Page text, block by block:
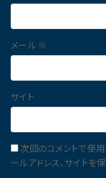
メール ※
サイト
次回のコメントで使
ールアドレス、サイトを